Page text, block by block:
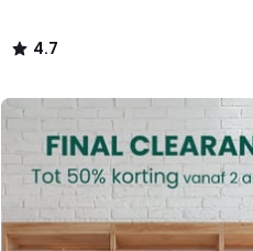
4.7
/
FINAL
CLEARANCE